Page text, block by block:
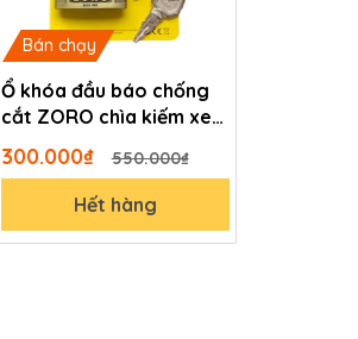
Bán chạy
Ổ khóa đầu báo chống
cắt ZORO chìa kiếm xe
hơi cao cấp
300.000₫ 550.000₫
Hết hàng